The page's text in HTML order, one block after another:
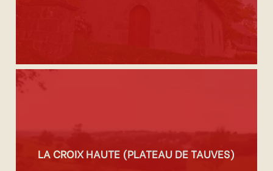
LA CROIX HAUTE (PLATEAU DE TAUVES)